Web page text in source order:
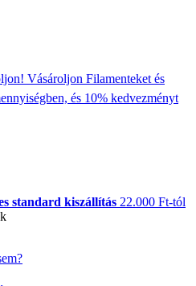
Vásároljon Filamenteket és
és 10% kedvezményt
standard kiszállítás 22.000 Ft-tól